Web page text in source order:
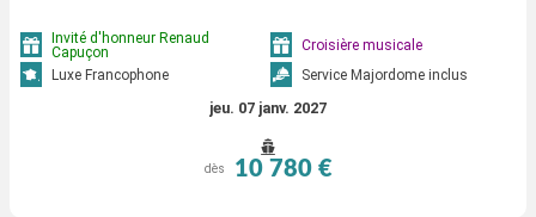
Invité d'honneur Renaud
Capuçon
Croisière musicale
Luxe Francophone
Service Majordome inclus
jeu. 07 janv. 2027
dès 10 780 €